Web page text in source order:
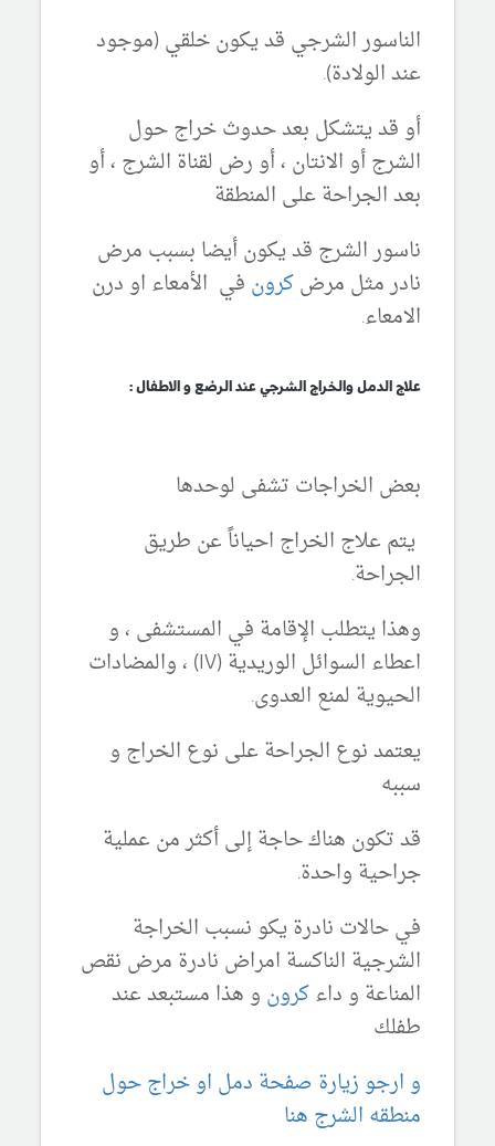
الناسور الشرجي قد يكون خلقي (موجود
عند الولادة).
أو قد يتشكل بعد حدوث خراج حول
الشرج أو الانتان ، أو رض لقناة الشرج ، أو
بعد الجراحة على المنطقة
ناسور الشرج قد يكون أيضا بسبب مرض
نادر مثل مرضكرون في الأمعاء او درن
الامعاء.
علاج الدمل والخراج الشرجي عند الرضع و الاطفال :
بعض الخراجات تشفى لوحدها
يتم علاج الخراج احياناً عن طريق
الجراحة.
وهذا يتطلب الإقامة في المستشفى ، و
اعطاء السوائل الوريدية (IV) ، والمضادات
الحيوية لمنع العدوى.
يعتمد نوع الجراحة على نوع الخراج و
سببه
قد تكون هناك حاجة إلى أكثر من عملية
جراحية واحدة.
في حالات نادرة يكو نسبب الخراجة
الشرجية الناكسة امراض نادرة مرض نقص
المناعة و داءكرون و هذا مستبعد عند
طفلك
و ارجو زيارة صفحة دمل او خراج حول
منطقه الشرج هنا